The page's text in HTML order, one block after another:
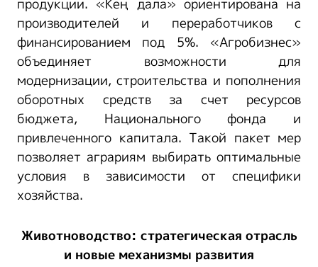
продукции. «Кең дала» ориентирована на
производителей и переработчиков с
финансированием под 5%. «Агробизнес»
объединяет возможности для
модернизации, строительства и пополнения
оборотных средств за счет ресурсов
бюджета, Национального фонда и
привлеченного капитала. Такой пакет мер
позволяет аграриям выбирать оптимальные
условия в зависимости от специфики
хозяйства.
Животноводство: стратегическая отрасль
и новые механизмы развития